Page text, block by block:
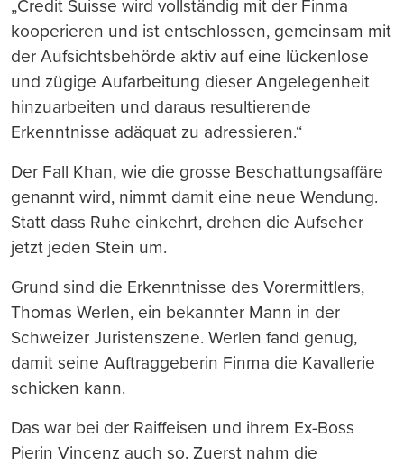
„Credit Suisse wird vollständig mit der Finma
kooperieren und ist entschlossen, gemeinsam mit
der Aufsichtsbehörde aktiv auf eine lückenlose
und zügige Aufarbeitung dieser Angelegenheit
hinzuarbeiten und daraus resultierende
Erkenntnisse adäquat zu adressieren.“
Der Fall Khan, wie die grosse Beschattungsaffäre
genannt wird, nimmt damit eine neue Wendung.
Statt dass Ruhe einkehrt, drehen die Aufseher
jetzt jeden Stein um.
Grund sind die Erkenntnisse des Vorermittlers,
Thomas Werlen, ein bekannter Mann in der
Schweizer Juristenszene. Werlen fand genug,
damit seine Auftraggeberin Finma die Kavallerie
schicken kann.
Das war bei der Raiffeisen und ihrem Ex-Boss
Pierin Vincenz auch so. Zuerst nahm die